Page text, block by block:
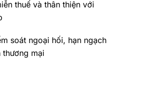
thuế và thân thiện với
soát ngoại hối, hạn ngạch
thương mại